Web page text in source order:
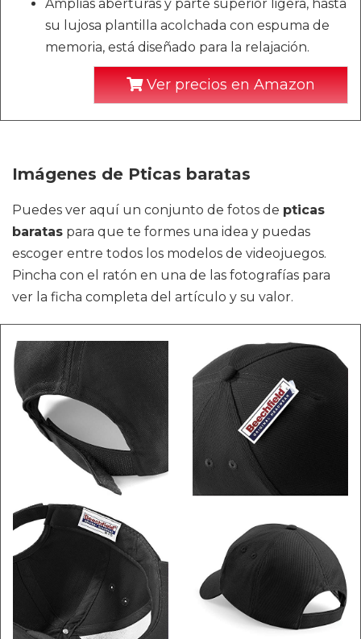
Amplias aberturas y parte superior ligera, hasta
su lujosa plantilla acolchada con espuma de
memoria, está diseñado para la relajación.
Ver precios en Amazon
Imágenes de Pticas baratas
Puedes ver aquí un conjunto de fotos de pticas
baratas para que te formes una idea y puedas
escoger entre todos los modelos de videojuegos.
Pincha con el ratón en una de las fotografías para
ver la ficha completa del artículo y su valor.